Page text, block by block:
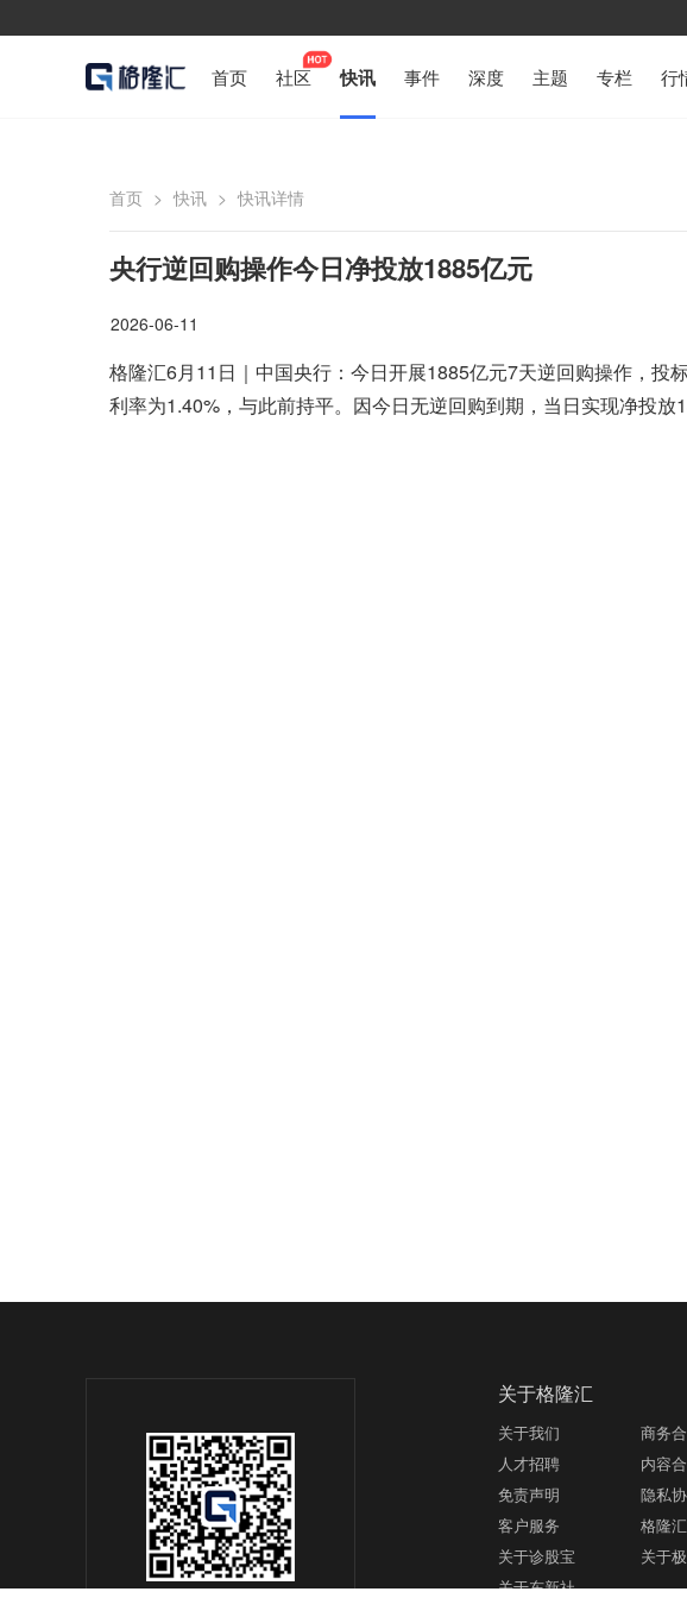
首页 社区 快讯 事件 深度 主题 专栏 行
首页 > 快讯 > 快讯详情
央行逆回购操作今日净投放1885亿元
2026-06-11
格隆汇6月11日｜中国央行：今日开展1885亿元7天逆回购操作，投
利率为1.40%，与此前持平。因今日无逆回购到期，当日实现净投放
关于格隆汇
关于我们
商务
人才招聘
内容
免责声明
隐私
客户服务
格隆
关于诊股宝
关于
关于东新社